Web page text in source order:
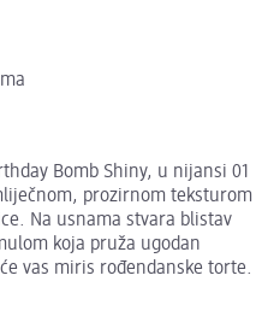
Bomb Shiny, u nijansi 01
prozirnom teksturom
Na usnama stvara blistav
koja pruža ugodan
vas miris rođendanske torte.